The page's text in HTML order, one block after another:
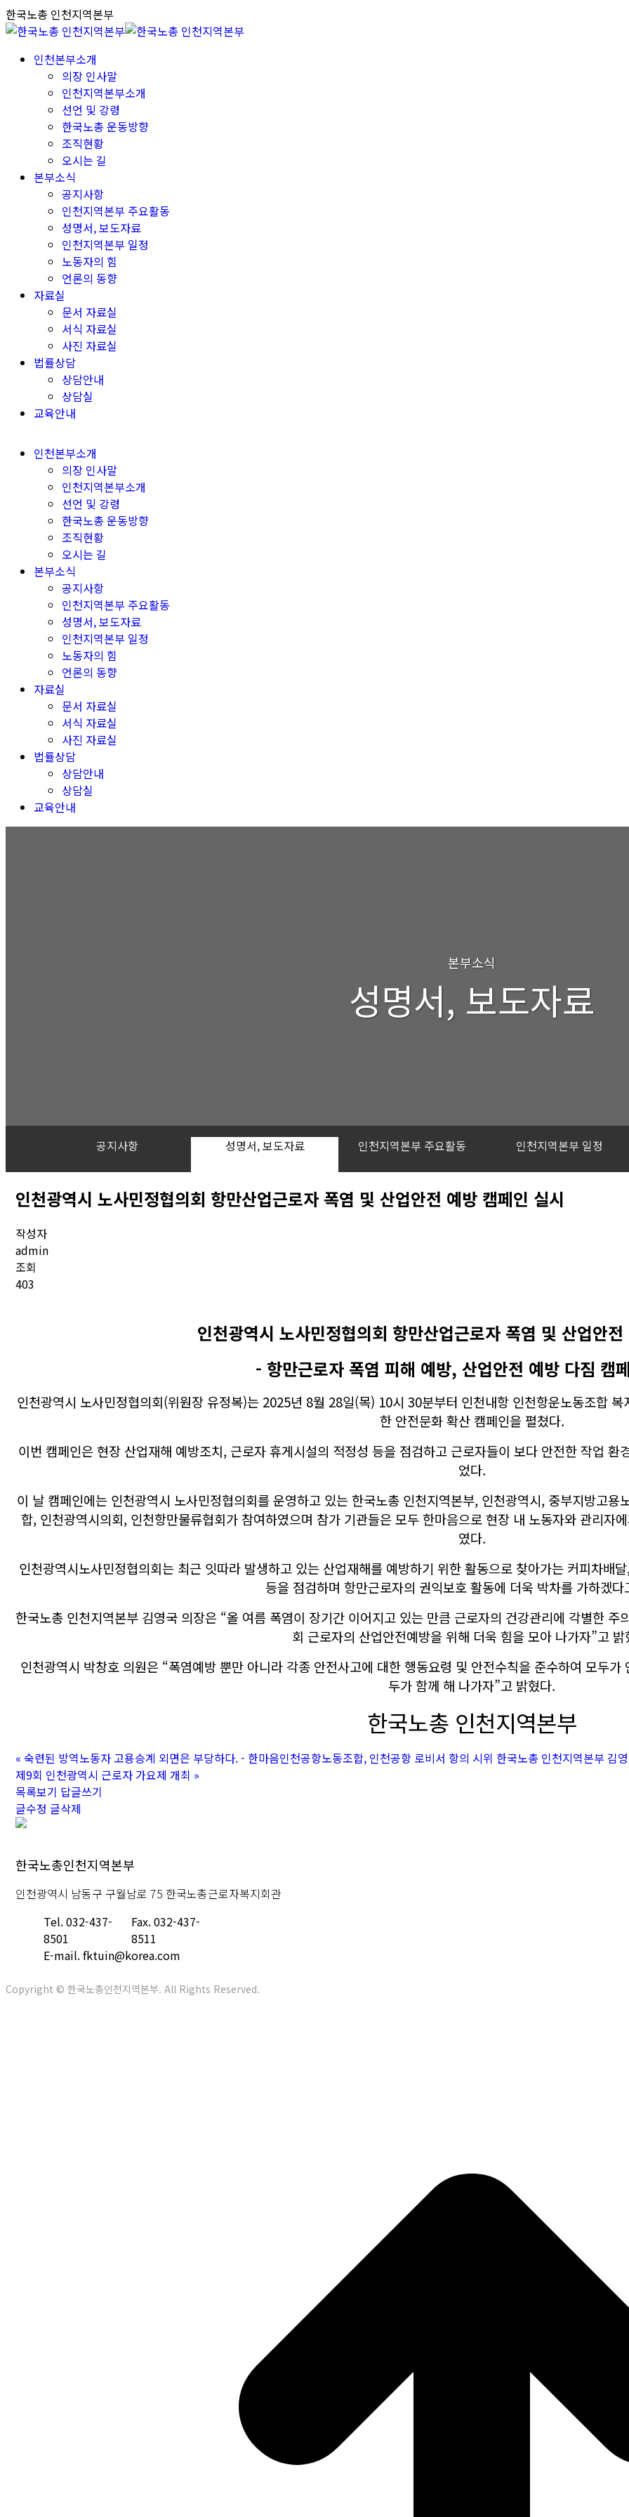
Skip
to
한국노총 인천지역본부
인천본부소개
의장 인사말
인천지역본부소개
선언 및 강령
한국노총 운동방향
조직현황
오시는 길
본부소식
공지사항
인천지역본부 주요활동
성명서, 보도자료
인천지역본부 일정
노동자의 힘
언론의 동향
자료실
문서 자료실
서식 자료실
사진 자료실
법률상담
상담안내
상담실
교육안내
인천본부소개
의장 인사말
인천지역본부소개
선언 및 강령
한국노총 운동방향
조직현황
오시는 길
본부소식
공지사항
인천지역본부 주요활동
성명서, 보도자료
인천지역본부 일정
노동자의 힘
언론의 동향
자료실
문서 자료실
서식 자료실
사진 자료실
법률상담
상담안내
상담실
교육안내
본부소식
성명서, 보도자료
공지사항 성명서, 보도자료 인천지역본부 주요활동 인천지역본부 일정
인천광역시 노사민정협의회 항만산업근로자 폭염 및 산업안전 예방 캠페인 실시
작성자
admin
조회
403
인천광역시 노사민정협의회 항만산업근로자 폭염 및 산업안
- 항만근로자 폭염 피해 예방, 산업안전 예방 다짐 캠
인천광역시 노사민정협의회(위원장 유정복)는 2025년 8월 28일(목) 10시 30분부터 인천내항 인천항운노동조합
한 안전문화 확산 캠페인을 펼쳤다.
이번 캠페인은 현장 산업재해 예방조치, 근로자 휴게시설의 적정성 등을 점검하고 근로자들이 보다 안전한 작업
었다.
이 날 캠페인에는 인천광역시 노사민정협의회를 운영하고 있는 한국노총 인천지역본부, 인천광역시, 중부지방고
합, 인천광역시의회, 인천항만물류협회가 참여하였으며 참가 기관들은 모두 한마음으로 현장 내 노동자와 관리자
였다.
인천광역시노사민정협의회는 최근 잇따라 발생하고 있는 산업재해를 예방하기 위한 활동으로 찾아가는 커피차배
등을 점검하며 항만근로자의 권익보호 활동에 더욱 박차를 가하겠다
한국노총 인천지역본부 김영국 의장은 “올 여름 폭염이 장기간 이어지고 있는 만큼 근로자의 건강관리에 각별한
회 근로자의 산업안전예방을 위해 더욱 힘을 모아 나가자”고 밝
인천광역시 박창호 의원은 “폭염예방 뿐만 아니라 각종 안전사고에 대한 행동요령 및 안전수칙을 준수하여 모두
두가 함께 해 나가자”고 밝혔다.
한국노총 인천지역본부
« 숙련된 방역노동자 고용승계 외면은 부당하다. - 한마음인천공항노동조합, 인천공항 로비서 항의 시위 한국노총 인천지역본부 김
제9회 인천광역시 근로자 가요제 개최 »
목록보기 답글쓰기
글수정 글삭제
한국노총인천지역본부
인천광역시 남동구 구월남로 75 한국노총근로자복지회관
Tel. 032-437-
8501
Fax. 032-437-
8511
E-mail. fktuin@korea.com
Copyright © 한국노총인천지역본부. All Rights Reserved.